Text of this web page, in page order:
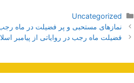
دسته‌ها
Uncategorized
ناوبری
نوشته‌ها
نمازهای مستحبی و پر فضیلت در ماه
فضیلت ماه رجب در روایاتی از پیامبر